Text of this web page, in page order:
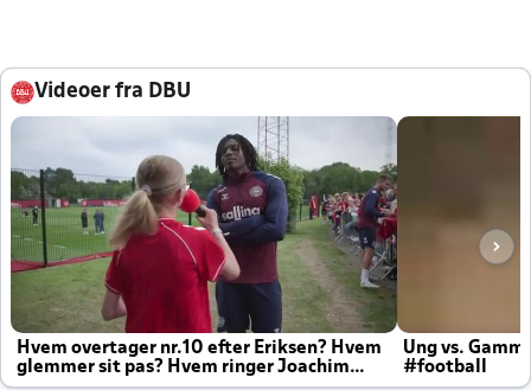
Videoer fra DBU
Hvem overtager nr.10 efter Eriksen? Hvem
glemmer sit pas? Hvem ringer Joachim
Ung vs.
#football